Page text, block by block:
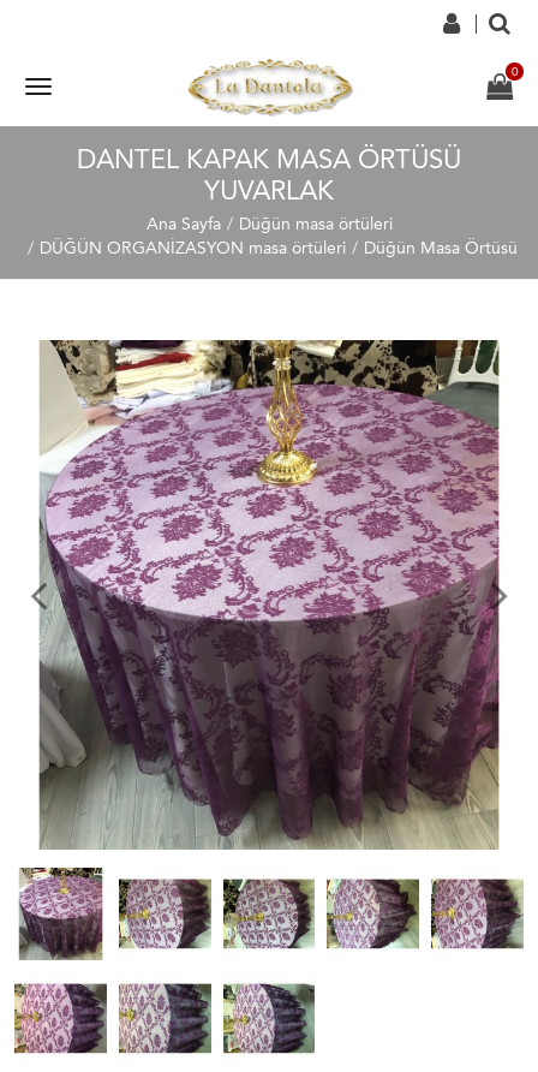
DANTEL KAPAK MASA ÖRTÜSÜ
YUVARLAK
Ana Sayfa
Düğün masa örtüleri
DÜĞÜN ORGANİZASYON masa örtüleri
Düğün Masa Örtüsü